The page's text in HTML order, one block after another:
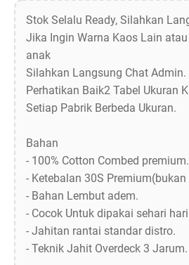
Stok Selalu Ready, Silahkan
Jika Ingin Warna Kaos Lain
anak
Silahkan Langsung Chat Admin.
Perhatikan Baik2 Tabel Ukuran
Setiap Pabrik Berbeda Ukuran.
Bahan
- 100% Cotton Combed premium.
- Ketebalan 30S
- Bahan Lembut adem.
- Cocok Untuk dipakai sehari
- Jahitan rantai standar distro.
- Teknik Jahit Overdeck 3 Jarum.